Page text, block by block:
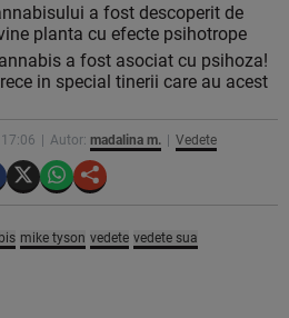
a fost descoperit de
planta cu efecte psihotrope
a fost asociat cu psihoza!
in special tinerii care au acest
Autor: madalina m. Vedete
mike tyson vedete vedete sua